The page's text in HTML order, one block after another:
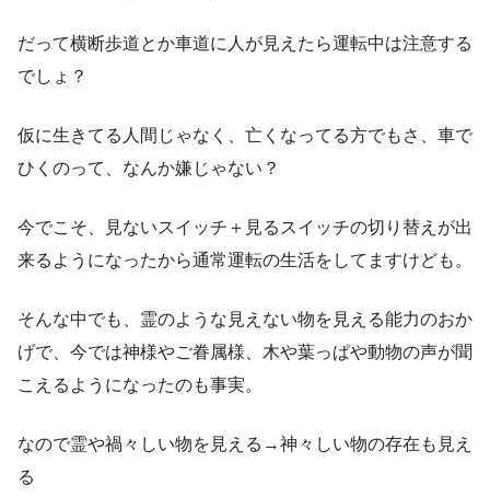
だって横断歩道とか車道に人が見えたら運転中は注意する
でしょ？
仮に生きてる人間じゃなく、亡くなってる方でもさ、車で
ひくのって、なんか嫌じゃない？
今でこそ、見ないスイッチ＋見るスイッチの切り替えが出
来るようになったから通常運転の生活をしてますけども。
そんな中でも、霊のような見えない物を見える能力のおか
げで、今では神様やご眷属様、木や葉っぱや動物の声が聞
こえるようになったのも事実。
なので霊や禍々しい物を見える→神々しい物の存在も見え
る